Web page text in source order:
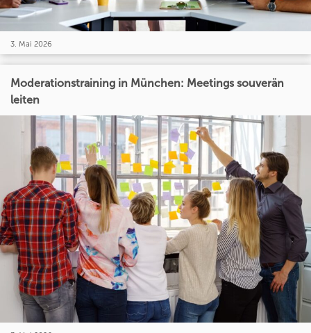
3. Mai 2026
Moderationstraining in München: Meetings souverän
leiten